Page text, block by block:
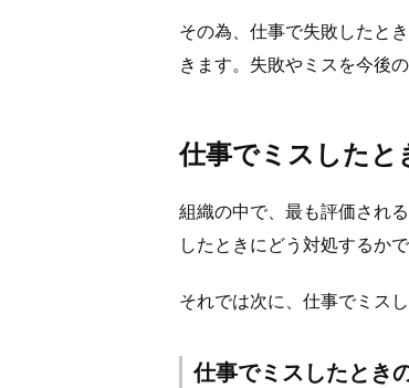
その為、仕事で失敗したと
きます。失敗やミスを今後
仕事でミスしたと
組織の中で、最も評価され
したときにどう対処するか
それでは次に、仕事でミス
仕事でミスしたとき